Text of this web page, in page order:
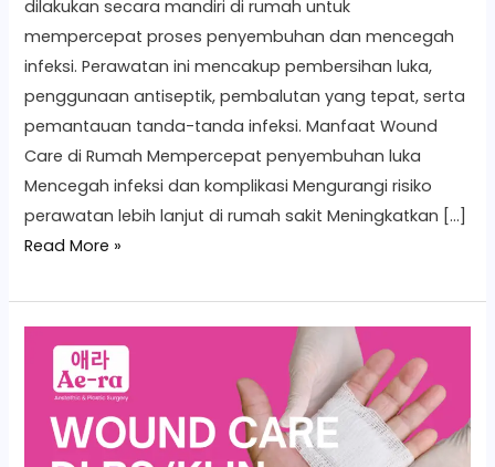
dilakukan secara mandiri di rumah untuk
mempercepat proses penyembuhan dan mencegah
infeksi. Perawatan ini mencakup pembersihan luka,
penggunaan antiseptik, pembalutan yang tepat, serta
pemantauan tanda-tanda infeksi. Manfaat Wound
Care di Rumah Mempercepat penyembuhan luka
Mencegah infeksi dan komplikasi Mengurangi risiko
perawatan lebih lanjut di rumah sakit Meningkatkan […]
Read More »
Wound
Care
RS/Klinik